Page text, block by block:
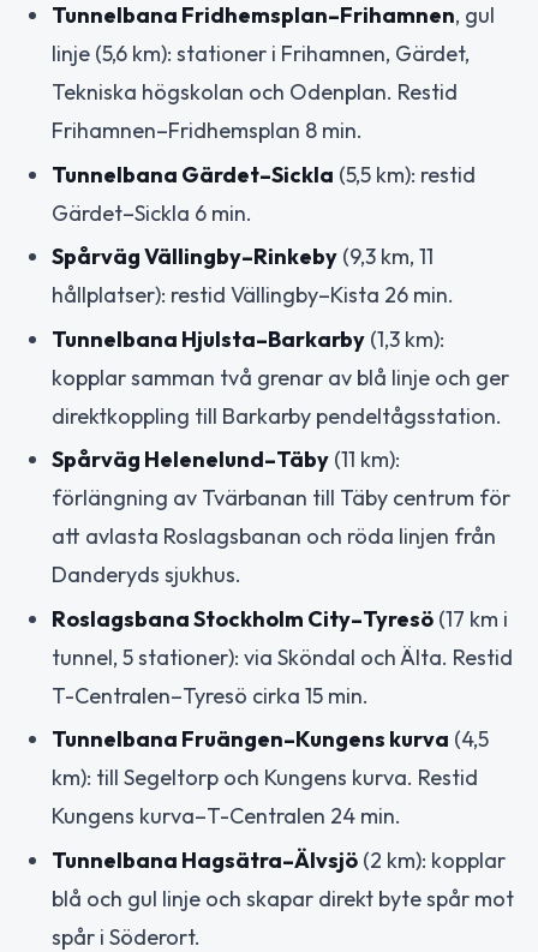
Tunnelbana Fridhemsplan–Frihamnen, gul
linje (5,6 km): stationer i Frihamnen, Gärdet,
Tekniska högskolan och Odenplan. Restid
Frihamnen–Fridhemsplan 8 min.
Tunnelbana Gärdet–Sickla (5,5 km): restid
Gärdet–Sickla 6 min.
Spårväg Vällingby–Rinkeby (9,3 km, 11
hållplatser): restid Vällingby–Kista 26 min.
Tunnelbana Hjulsta–Barkarby (1,3 km):
kopplar samman två grenar av blå linje och ger
direktkoppling till Barkarby pendeltågsstation.
Spårväg Helenelund–Täby (11 km):
förlängning av Tvärbanan till Täby centrum för
att avlasta Roslagsbanan och röda linjen från
Danderyds sjukhus.
Roslagsbana Stockholm City–Tyresö (17 km i
tunnel, 5 stationer): via Sköndal och Älta. Restid
T-Centralen–Tyresö cirka 15 min.
Tunnelbana Fruängen–Kungens kurva (4,5
km): till Segeltorp och Kungens kurva. Restid
Kungens kurva–T-Centralen 24 min.
Tunnelbana Hagsätra–Älvsjö (2 km): kopplar
blå och gul linje och skapar direkt byte spår mot
spår i Söderort.